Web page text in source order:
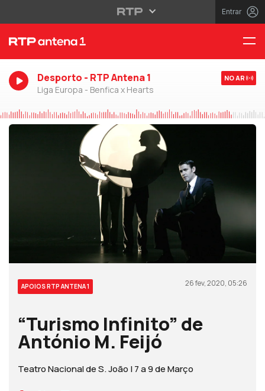
Entrar
Desporto - RTP Antena 1
Liga Europa - Benfica x Hearts
NO AR
APOIOS RTP ANTENA 1 26 fev, 2020, 05:26
“Turismo Infinito” de
António M. Feijó
Teatro Nacional de S. João | 7 a 9 de Março